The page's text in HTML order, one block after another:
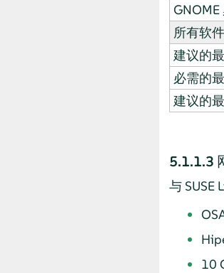
GNOME
所有软
建议的
必需的
建议的
5.1.1.3
与 SUSE
10